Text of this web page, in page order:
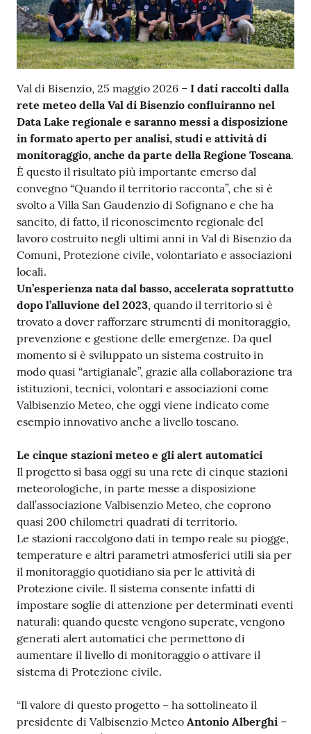
Contenuto
Val di Bisenzio, 25 maggio 2026 – I dati raccolti dalla
rete meteo della Val di Bisenzio confluiranno nel
Data Lake regionale e saranno messi a disposizione
in formato aperto per analisi, studi e attività di
monitoraggio, anche da parte della Regione Toscana.
È questo il risultato più importante emerso dal
convegno “Quando il territorio racconta”, che si è
svolto a Villa San Gaudenzio di Sofignano e che ha
sancito, di fatto, il riconoscimento regionale del
lavoro costruito negli ultimi anni in Val di Bisenzio da
Comuni, Protezione civile, volontariato e associazioni
locali.
Un’esperienza nata dal basso, accelerata soprattutto
dopo l’alluvione del 2023, quando il territorio si è
trovato a dover rafforzare strumenti di monitoraggio,
prevenzione e gestione delle emergenze. Da quel
momento si è sviluppato un sistema costruito in
modo quasi “artigianale”, grazie alla collaborazione tra
istituzioni, tecnici, volontari e associazioni come
Valbisenzio Meteo, che oggi viene indicato come
esempio innovativo anche a livello toscano.
Le cinque stazioni meteo e gli alert automatici
Il progetto si basa oggi su una rete di cinque stazioni
meteorologiche, in parte messe a disposizione
dall’associazione Valbisenzio Meteo, che coprono
quasi 200 chilometri quadrati di territorio.
Le stazioni raccolgono dati in tempo reale su piogge,
temperature e altri parametri atmosferici utili sia per
il monitoraggio quotidiano sia per le attività di
Protezione civile. Il sistema consente infatti di
impostare soglie di attenzione per determinati eventi
naturali: quando queste vengono superate, vengono
generati alert automatici che permettono di
aumentare il livello di monitoraggio o attivare il
sistema di Protezione civile.
“Il valore di questo progetto – ha sottolineato il
presidente di Valbisenzio Meteo Antonio Alberghi –